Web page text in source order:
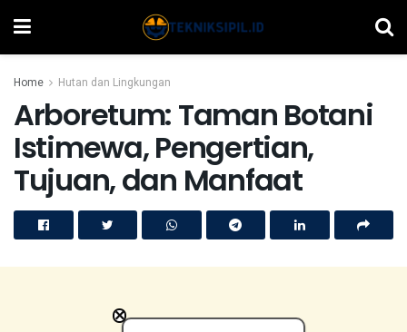
Home Hutan dan Lingkungan
Arboretum: Taman Botani
Istimewa, Pengertian,
Tujuan, dan Manfaat
×